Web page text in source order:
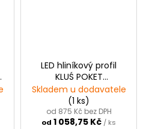
LED hliníkový profil
KLUŚ POKET
|neanodizovaný
Skladem u dodavatele
(1 ks)
od 875 Kč bez DPH
od 1 058,75 Kč / ks